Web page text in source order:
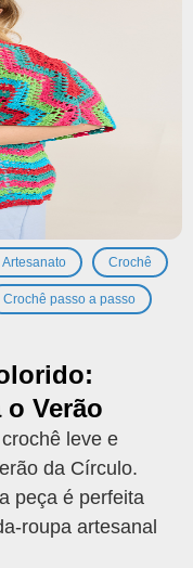
Artesanato Crochê
Crochê passo a passo
Verão
leve e
da Círculo.
peça é perfeita
roupa artesanal